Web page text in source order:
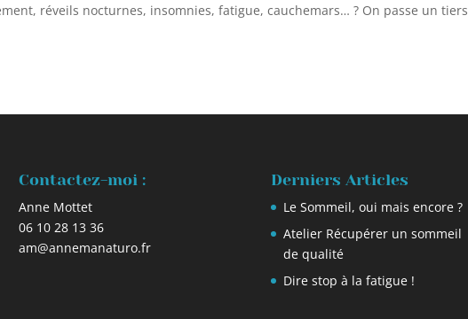
réveils nocturnes, insomnies, fatigue, cauchemars… ? On passe un tiers
Contactez-moi :
Anne Mottet
06 10 28 13 36
am@annemanaturo.fr
Derniers Articles
Le Sommeil, oui mais encore ?
Atelier Récupérer un sommeil
de qualité
Dire stop à la fatigue !